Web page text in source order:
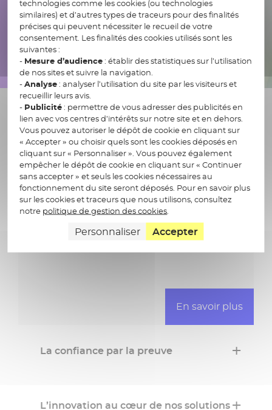
Une position de leader
1
dans le vote électronique
1er dans l’archivage numérique
1eropérateur français
de signature électronique
1eropérateur de données de santé
avec 45 millions de dossiers patients
En savoir plus
La confiance par la preuve
L’innovation au cœur de nos solutions
technologies comme les cookies (ou technologies
similaires) et d’autres types de traceurs pour des finalités
précises qui peuvent nécessiter le recueil de votre
consentement. Les finalités des cookies utilisés sont les
suivantes :
- Mesure d’audience: établir des statistiques sur l’utilisation
de nos sites et suivre la navigation.
- Analyse: analyser l’utilisation du site par les visiteurs et
recueillir leurs avis.
- Publicité: permettre de vous adresser des publicités en
lien avec vos centres d’intérêts sur notre site et en dehors.
Vous pouvez autoriser le dépôt de cookie en cliquant sur
« Accepter » ou choisir quels sont les cookies déposés en
cliquant sur « Personnaliser ». Vous pouvez également
empêcher le dépôt de cookie en cliquant sur « Continuer
sans accepter » et seuls les cookies nécessaires au
fonctionnement du site seront déposés. Pour en savoir plus
sur les cookies et traceurs que nous utilisons, consultez
notre politique de gestion des cookies
Personnaliser Accepter